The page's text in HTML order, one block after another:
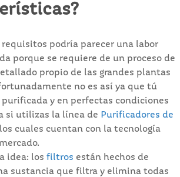
requisitos podría parecer una labor
porque se requiere de un proceso de
propio de las grandes plantas
no es así ya que tú
y en perfectas condiciones
si utilizas la línea de Purificadores de
los cuales cuentan con la tecnología
idea: los filtros están hechos de
sustancia que filtra y elimina todas